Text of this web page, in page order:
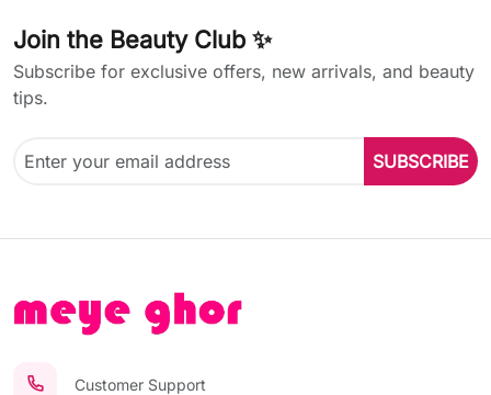
Join the Beauty Club ✨
Subscribe for exclusive offers, new arrivals, and beauty
tips.
SUBSCRIBE
Customer Support